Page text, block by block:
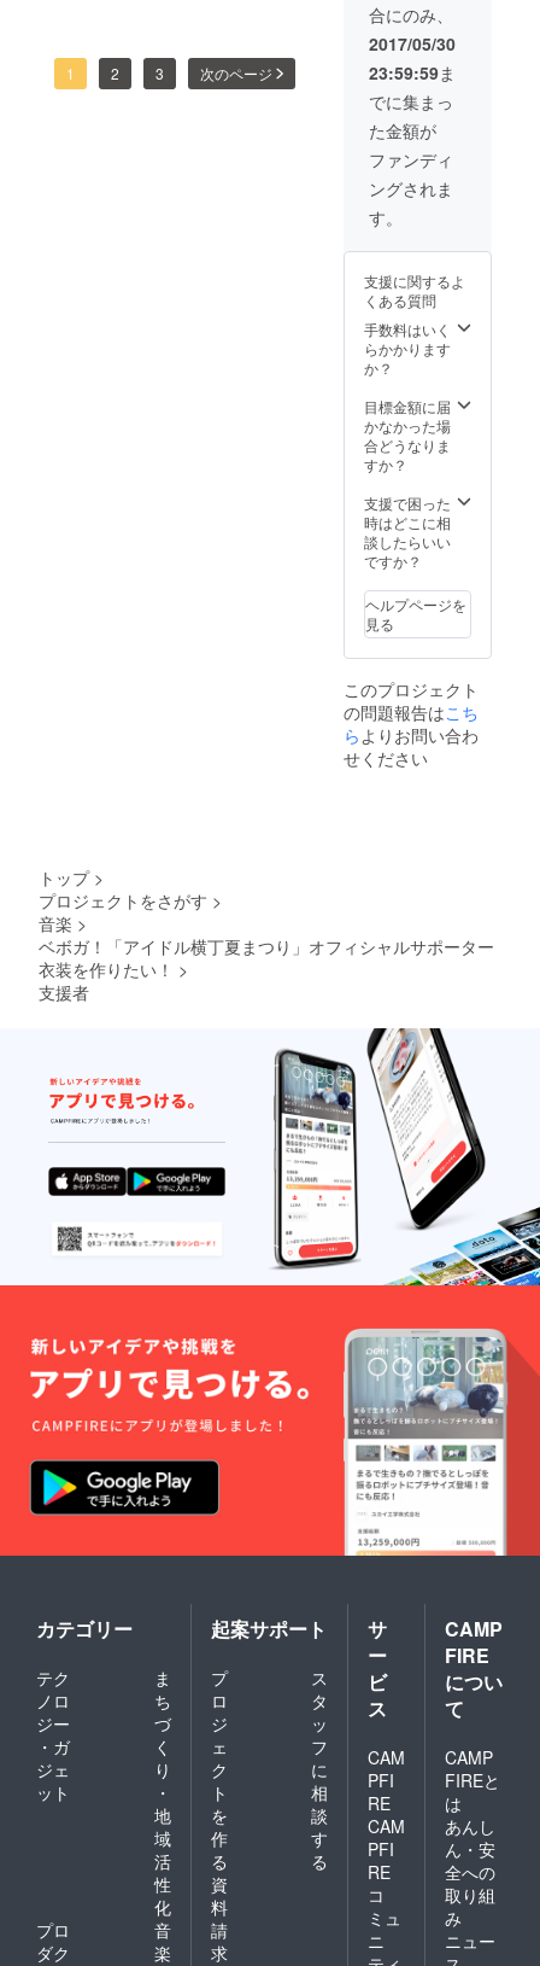
1 2 3 次のページ
合にのみ、
2017/05/30
23:59:59ま
でに集まっ
た金額が
ファンディ
ングされま
す。
支援に関するよ
くある質問
手数料はいく
らかかります
か？
目標金額に届
かなかった場
合どうなりま
すか？
支援で困った
時はどこに相
談したらいい
ですか？
ヘルプページを
見る
このプロジェクト
の問題報告はこち
らよりお問い合わ
せください
トップ >
プロジェクトをさがす >
音楽 >
ベボガ！「アイドル横丁夏まつり」オフィシャルサポーター
衣装を作りたい！ >
支援者
カテゴリー
テク
ノロ
ジー
・ガ
ジェ
ット
ま
ち
づ
く
り
・
地
域
活
性
化
プロ
ダク
音
楽
起案サポート
プ
ロ
ジ
ェ
ク
ト
を
作
る
ス
タ
ッ
フ
に
相
談
す
る
資
料
請
求
サ
ー
ビ
ス
CAM
PFI
RE
CAM
PFI
RE
コ
ミュ
ニ
CAMP
FIRE
につい
て
CAMP
FIREと
は
あんし
ん・安
全への
取り組
み
ニュー